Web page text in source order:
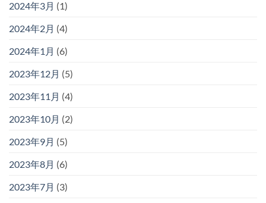
2024年3月 (1)
2024年2月 (4)
2024年1月 (6)
2023年12月 (5)
2023年11月 (4)
2023年10月 (2)
2023年9月 (5)
2023年8月 (6)
2023年7月 (3)